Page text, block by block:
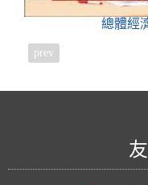
總體經
prev